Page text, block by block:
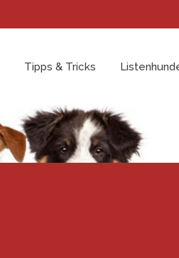
Tipps & Tricks